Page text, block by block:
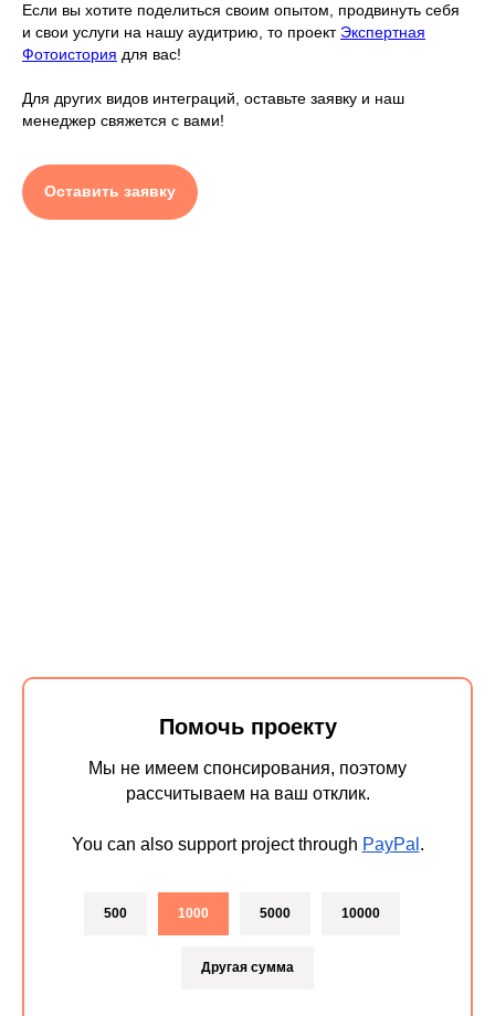
Если вы хотите поделиться своим опытом, продвинуть себя
и свои услуги на нашу аудитрию, то проект Экспертная
Фотоистория для вас!
Для других видов интеграций, оставьте заявку и наш
менеджер свяжется с вами!
Оставить заявку
Помочь проекту
Мы не имеем спонсирования, поэтому
рассчитываем на ваш отклик.
You can also support project through PayPal .
500 1000 5000 10000
Другая сумма